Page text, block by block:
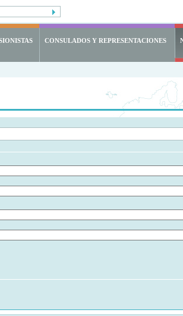
CONSULADOS Y REPRESENTACIONES